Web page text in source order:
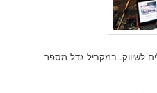
לשיווק. במקביל גדל מספר